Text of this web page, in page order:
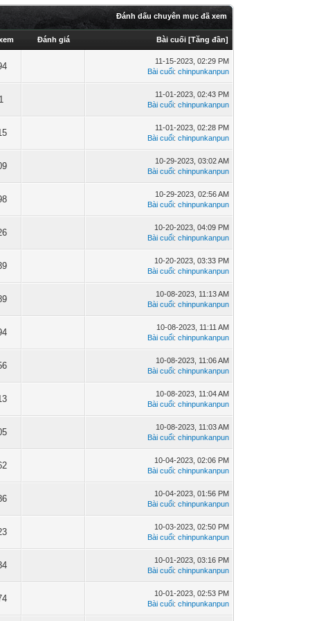
Đánh dấu chuyên mục đã xem
Đánh giá Bài cuối [Tăng đần]
11-15-2023, 02:29 PM
Bài cuối:chinpunkanpun
11-01-2023, 02:43 PM
Bài cuối:chinpunkanpun
11-01-2023, 02:28 PM
Bài cuối:chinpunkanpun
10-29-2023, 03:02 AM
Bài cuối:chinpunkanpun
10-29-2023, 02:56 AM
Bài cuối:chinpunkanpun
10-20-2023, 04:09 PM
Bài cuối:chinpunkanpun
10-20-2023, 03:33 PM
Bài cuối:chinpunkanpun
10-08-2023, 11:13 AM
Bài cuối:chinpunkanpun
10-08-2023, 11:11 AM
Bài cuối:chinpunkanpun
10-08-2023, 11:06 AM
Bài cuối:chinpunkanpun
10-08-2023, 11:04 AM
Bài cuối:chinpunkanpun
10-08-2023, 11:03 AM
Bài cuối:chinpunkanpun
10-04-2023, 02:06 PM
Bài cuối:chinpunkanpun
10-04-2023, 01:56 PM
Bài cuối:chinpunkanpun
10-03-2023, 02:50 PM
Bài cuối:chinpunkanpun
10-01-2023, 03:16 PM
Bài cuối:chinpunkanpun
10-01-2023, 02:53 PM
Bài cuối:chinpunkanpun